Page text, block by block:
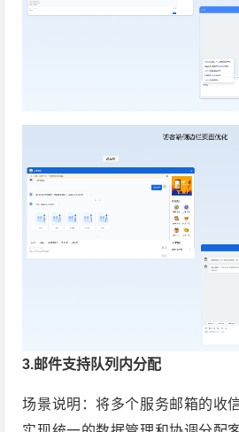
3.邮件支持队列内分配
场景说明：将多个服务邮箱的收